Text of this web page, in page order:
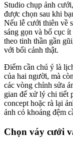
Studio chụp ảnh
được chọn sau khi
Nếu lễ cưới thiên về
sáng gọn và bố cục
theo tinh thần gần
với bối cảnh thật.
Điểm cần chú ý là
của hai người, mà
các vòng chỉnh sửa
gian để xử lý chi tiết
concept hoặc rà lại
ảnh có khoảng đệm
Chọn váy cưới